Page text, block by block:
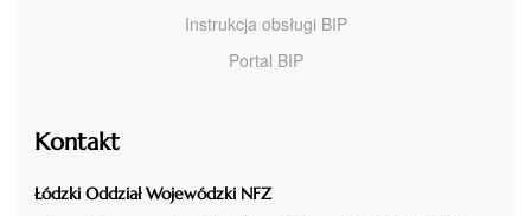
Instrukcja obsługi BIP
Portal BIP
Kontakt
Łódzki Oddział Wojewódzki NFZ